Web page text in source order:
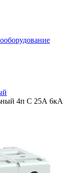
4п C 25А 6кА